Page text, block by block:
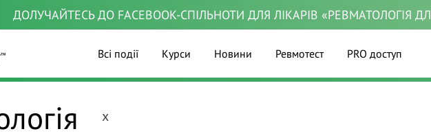
ДОЛУЧАЙТЕСЬ ДО FACEBOOK-СПІЛЬНОТИ ДЛЯ ЛІКАРІВ «РЕВМАТОЛОГІЯ
Всі події Курси Новини Ревмотест PRO доступ
x